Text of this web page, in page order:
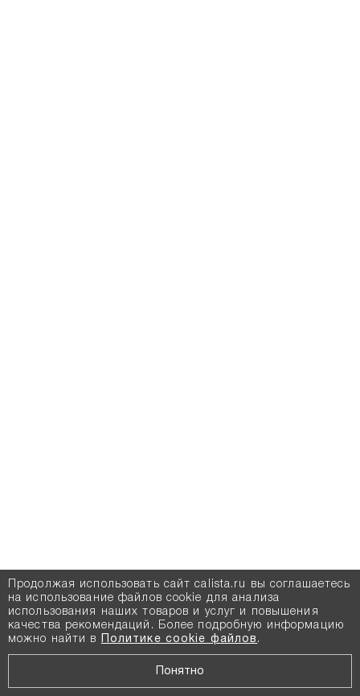
Продолжая использовать сайт calista.ru вы соглашаетесь
на использование файлов cookie для анализа
использования наших товаров и услуг и повышения
качества рекомендаций. Более подробную информацию
можно найти в
Политике cookie файлов .
Понятно